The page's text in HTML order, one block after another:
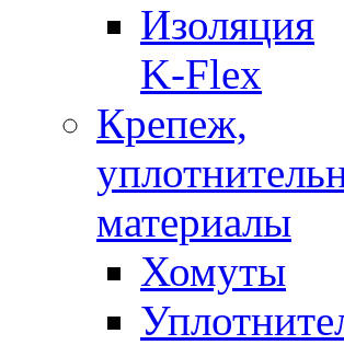
Изоляция
K-Flex
Крепеж,
материалы
Хомуты